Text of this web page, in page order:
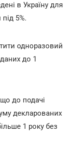
в Україну для
5%.
одноразовий
до 1
до подачі
декларованих
1 року без